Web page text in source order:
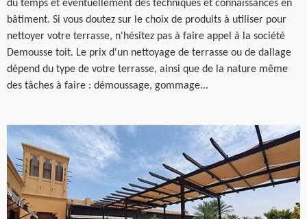
du temps et éventuellement des techniques et connaissances en
bâtiment. Si vous doutez sur le choix de produits à utiliser pour
nettoyer votre terrasse, n'hésitez pas à faire appel à la société
Demousse toit. Le prix d'un nettoyage de terrasse ou de dallage
dépend du type de votre terrasse, ainsi que de la nature même
des tâches à faire : démoussage, gommage...